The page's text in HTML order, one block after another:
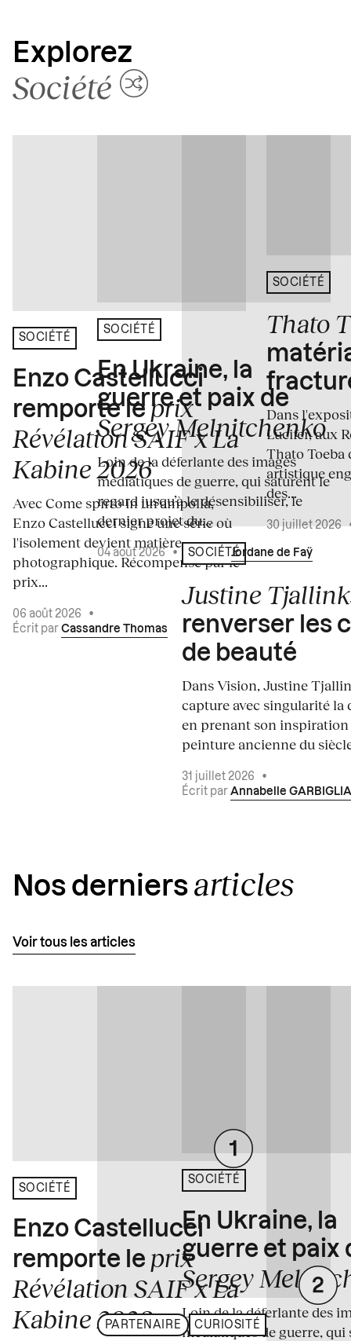
Explorez
Société
SOCIÉTÉ
Enzo Castellucci
remporte le prix
Révélation SAIF x La
Kabine 2026
Avec Come spirto in un'ampolla,
Enzo Castellucci signe une série où
l'isolement devient matière
photographique. Récompensé par le
prix...
06 août 2026
•
Écrit par Cassandre Thomas
SOCIÉTÉ
En Ukraine, la
guerre et paix de
Sergey Melnitchenko
Loin de la déferlante des images
médiatiques de guerre, qui saturent le
regard jusqu’à le désensibiliser, le
dernier projet du...
04 août 2026 • Écrit par Jordane de Faÿ
SOCIÉTÉ
Justine
renverser les
de beauté
Dans Vision, Justine
capture avec singularité la
en prenant son inspiration
peinture ancienne du
31 juillet 2026
•
Écrit par Annabelle GARBIGLIA
SOCIÉTÉ
Thato
Dans
Lucifer, aux
Thato Toeba
artistique
des...
30 juillet 2026
Nos derniers articles
Voir tous les articles
SOCIÉTÉ
Enzo Castellucci
remporte le prix
Révélation SAIF x La
Kabine 2026
PARTENAIRE CURIOSITÉ
SOCIÉTÉ
En Ukraine, la
guerre et paix
Sergey
Loin de la déferlante des
médiatiques de guerre, qui